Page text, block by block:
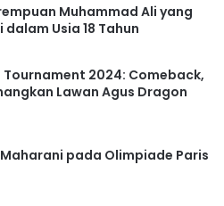
Muhammad Ali yang
Usia 18 Tahun
Tournament 2024: Comeback,
Lawan Agus Dragon
pada Olimpiade Paris